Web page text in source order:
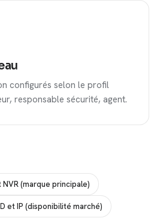
configurés selon le profil
responsable sécurité, agent.
NVR (marque principale)
et IP (disponibilité marché)